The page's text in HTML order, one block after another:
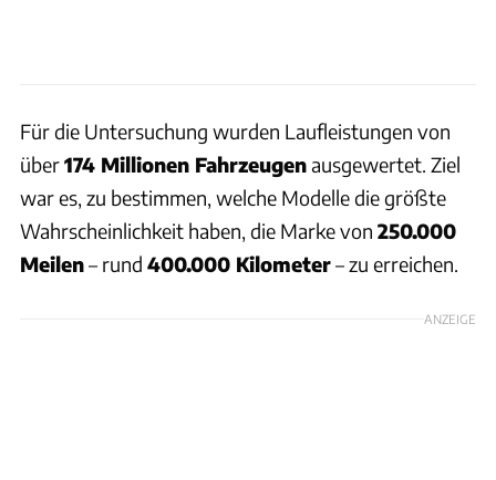
Für die Untersuchung wurden Laufleistungen von
über174 Millionen Fahrzeugenausgewertet. Ziel
war es, zu bestimmen, welche Modelle die größte
Wahrscheinlichkeit haben, die Marke von 250.000
Meilen– rund 400.000 Kilometer– zu erreichen.
ANZEIGE